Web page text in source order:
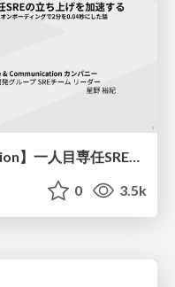
【SRE NEXT 2026 Lunch Session】一人目専任SREの立ち上げを加速する ― AIと進めたオンボーディングで2分を0.04秒にした話
0 3.5k